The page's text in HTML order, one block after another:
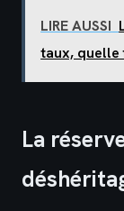
LIRE AUSSI
taux, quelle
La